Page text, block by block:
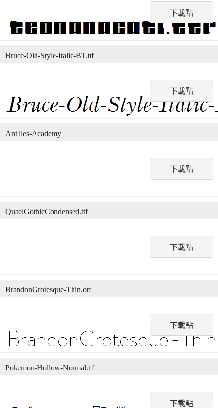
下載點
下載點
Bruce-Old-Style-Italic-BT.ttf
下載點
Antilles-Academy
下載點
QuaelGothicCondensed.ttf
下載點
BrandonGrotesque-Thin.otf
下載點
Pokemon-Hollow-Normal.ttf